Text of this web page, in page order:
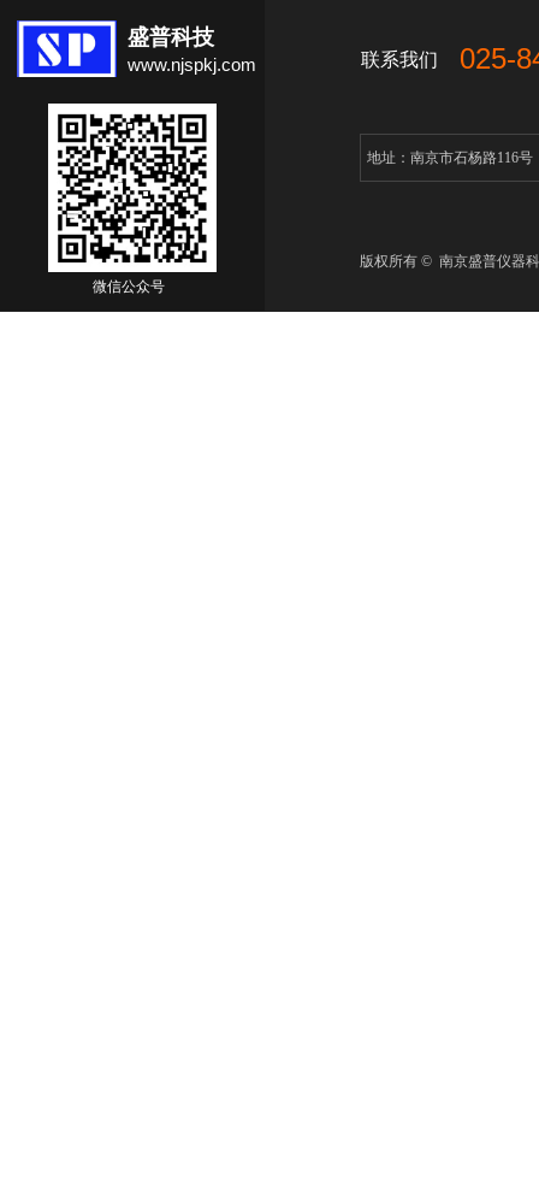
联系我们
版权所有 © 南京盛普仪器
微信公众号
盛普科技
www.njspkj.com 025-
地址：南京市石杨路116